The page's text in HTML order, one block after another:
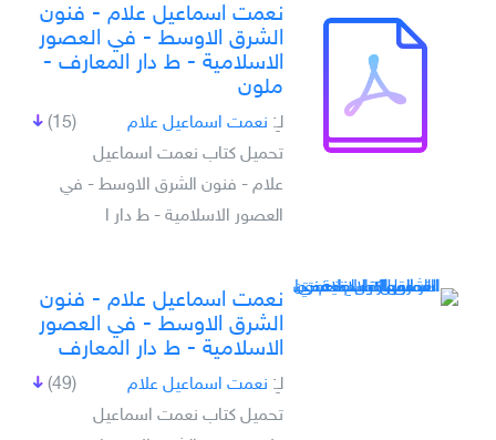
نعمت اسماعيل علام - فنون
الشرق الاوسط - في العصور
الاسلامية - ط دار المعارف -
ملون
(15) لـِ: نعمت اسماعيل علام
تحميل كتاب نعمت اسماعيل
علام - فنون الشرق الاوسط - في
العصور الاسلامية - ط دار ا
نعمت اسماعيل علام - فنون
الشرق الاوسط - في العصور
الاسلامية - ط دار المعارف
(49) لـِ: نعمت اسماعيل علام
تحميل كتاب نعمت اسماعيل